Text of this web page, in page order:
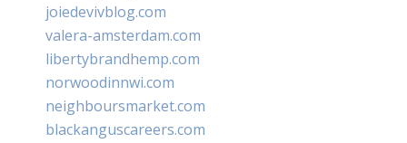
joiedevivblog.com
valera-amsterdam.com
libertybrandhemp.com
norwoodinnwi.com
neighboursmarket.com
blackanguscareers.com